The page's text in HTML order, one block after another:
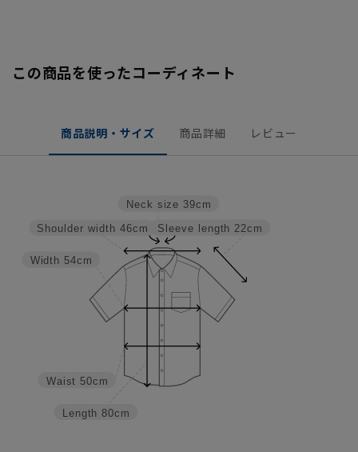
この商品を使ったコーディネート
商品説明・サイズ 商品詳細 レビュー
Sleeve length 22cm
Neck size 39cm
Length 80cm
Waist 50cm
Width 54cm
Shoulder width 46cm